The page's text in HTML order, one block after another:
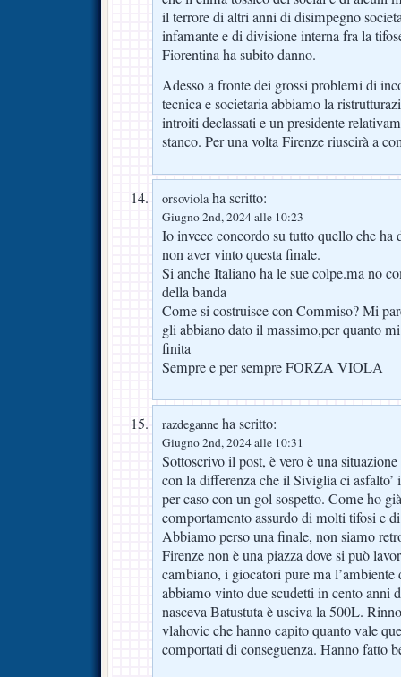
il terrore di altri anni di disimpegno
infamante e di divisione interna fra la
Fiorentina ha subito danno.
Adesso a fronte dei grossi problemi di
tecnica e societaria abbiamo la
introiti declassati e un presidente
stanco. Per una volta Firenze riuscirà a
orsoviolaha scritto:
Giugno 2nd, 2024 alle 10:23
Io invece concordo su tutto quello che ha
non aver vinto questa finale.
Si anche Italiano ha le sue colpe.ma no
della banda
Come si costruisce con Commiso? Mi
gli abbiano dato il massimo,per quanto
finita
Sempre e per sempre FORZA VIOLA
razdeganne ha scritto:
Giugno 2nd, 2024 alle 10:31
Sottoscrivo il post, è vero è una
con la differenza che il Siviglia ci
per caso con un gol sospetto. Come ho
comportamento assurdo di molti tifosi e
Abbiamo perso una finale, non siamo
Firenze non è una piazza dove si può
cambiano, i giocatori pure ma
abbiamo vinto due scudetti in cento anni
nasceva Batustuta è usciva la 500L.
vlahovic che hanno capito quanto vale
comportati di conseguenza. Hanno fatto